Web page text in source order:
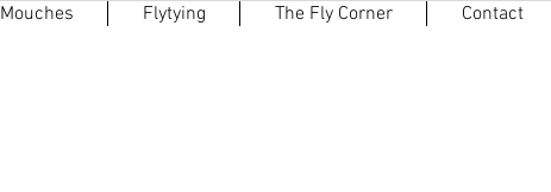
Mouches Flytying The Fly Corner Contact